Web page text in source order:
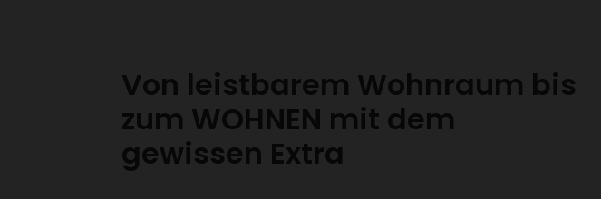
Von leist­barem Wohn­raum bis
zum WOHNEN mit dem
gewissen Extra